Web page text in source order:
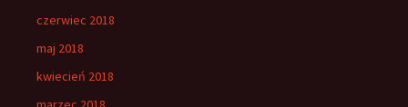
czerwiec 2018
maj 2018
kwiecień 2018